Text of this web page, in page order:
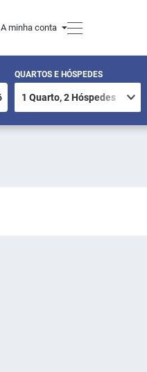
A minha conta
QUARTOS E HÓSPEDES